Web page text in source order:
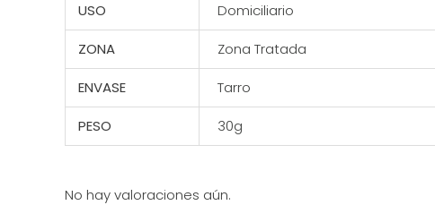
USO Domiciliario
ZONA Zona Tratada
ENVASE Tarro
PESO 30g
No hay valoraciones aún.